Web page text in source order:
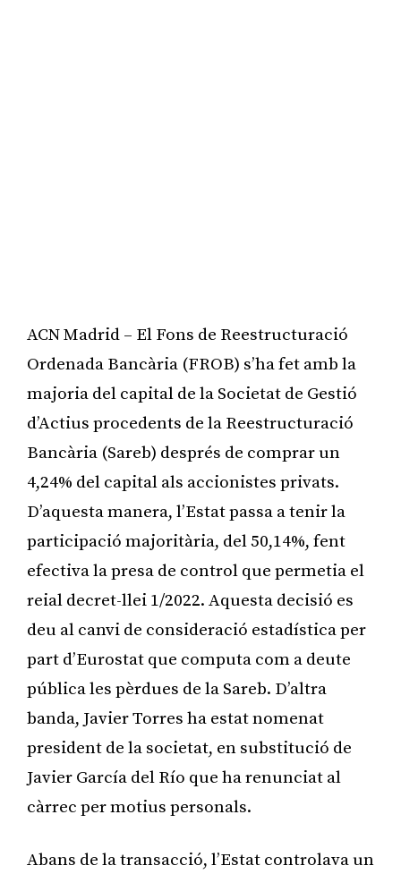
ACN Madrid – El Fons de Reestructuració
Ordenada Bancària (FROB) s’ha fet amb la
majoria del capital de la Societat de Gestió
d’Actius procedents de la Reestructuració
Bancària (Sareb) després de comprar un
4,24% del capital als accionistes privats.
D’aquesta manera, l’Estat passa a tenir la
participació majoritària, del 50,14%, fent
efectiva la presa de control que permetia el
reial decret-llei 1/2022. Aquesta decisió es
deu al canvi de consideració estadística per
part d’Eurostat que computa com a deute
pública les pèrdues de la Sareb. D’altra
banda, Javier Torres ha estat nomenat
president de la societat, en substitució de
Javier García del Río que ha renunciat al
càrrec per motius personals.
Abans de la transacció, l’Estat controlava un